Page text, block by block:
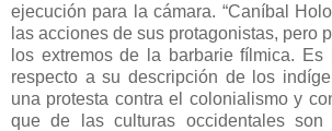
ejecución para la cámara. “Caníbal
las acciones de sus protagonistas, pero
los extremos de la barbarie fílmica. Es
respecto a su descripción de los
una protesta contra el colonialismo y
que de las culturas occidentales son